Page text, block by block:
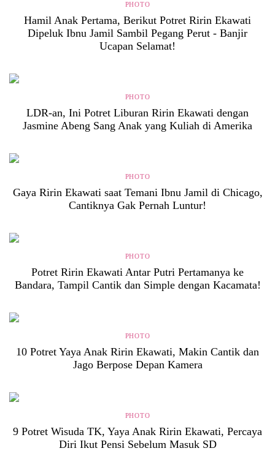
PHOTO
Hamil Anak Pertama, Berikut Potret Ririn Ekawati
Dipeluk Ibnu Jamil Sambil Pegang Perut - Banjir
Ucapan Selamat!
PHOTO
LDR-an, Ini Potret Liburan Ririn Ekawati dengan
Jasmine Abeng Sang Anak yang Kuliah di Amerika
PHOTO
Gaya Ririn Ekawati saat Temani Ibnu Jamil di Chicago,
Cantiknya Gak Pernah Luntur!
PHOTO
Potret Ririn Ekawati Antar Putri Pertamanya ke
Bandara, Tampil Cantik dan Simple dengan Kacamata!
PHOTO
10 Potret Yaya Anak Ririn Ekawati, Makin Cantik dan
Jago Berpose Depan Kamera
PHOTO
9 Potret Wisuda TK, Yaya Anak Ririn Ekawati, Percaya
Diri Ikut Pensi Sebelum Masuk SD